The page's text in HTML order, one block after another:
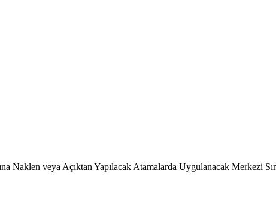
Naklen veya Açıktan Yapılacak Atamalarda Uygulanacak Merkezi